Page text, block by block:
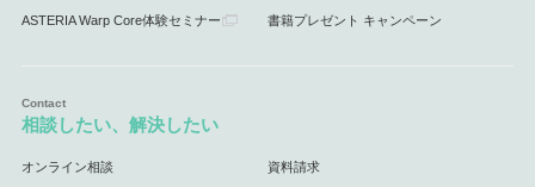
ASTERIA Warp Core体験セミナー 書籍プレゼント キャンペーン
相談したい、解決したい
オンライン相談 資料請求